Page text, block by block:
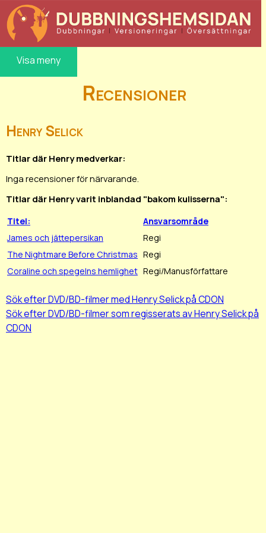
Visa meny
Recensioner
Henry Selick
Titlar där Henry medverkar:
Inga recensioner för närvarande.
Titlar där Henry varit inblandad "bakom kulisserna":
Titel:
Ansvarsområde
James och jättepersikan
Regi
The Nightmare Before Christmas Regi
Coraline och spegelns hemlighet Regi/Manusförfattare
Sök efter DVD/BD-filmer med Henry Selick på CDON
Sök efter DVD/BD-filmer som regisserats av Henry Selick på
CDON